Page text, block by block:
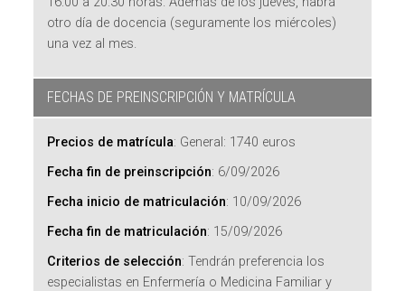
otro día de docencia (seguramente los miércoles)
una vez al mes.
FECHAS DE PREINSCRIPCIÓN Y MATRÍCULA
Precios de matrícula: General: 1740 euros
Fecha fin de preinscripción: 6/09/2026
Fecha inicio de matriculación: 10/09/2026
Fecha fin de matriculación: 15/09/2026
Criterios de selección:Tendrán preferencia los
especialistas en Enfermería o Medicina Familiar y